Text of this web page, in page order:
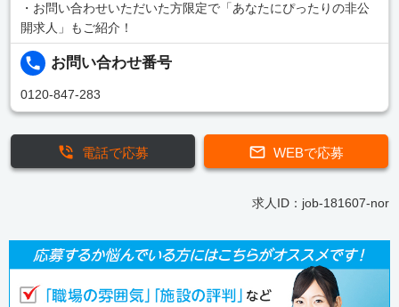
・お問い合わせいただいた方限定で「あなたにぴったりの非公
開求人」もご紹介！
お問い合わせ番号
0120-847-283
WEBで応募
電話で応募
求人ID：job-181607-nor